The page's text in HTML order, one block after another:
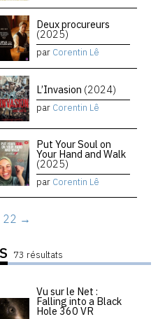
Deux procureurs
(2025)
par Corentin Lê
L’Invasion (2024)
par Corentin Lê
Put Your Soul on
Your Hand and Walk
(2025)
par Corentin Lê
22 →
73 résultats
Vu sur le Net :
Falling into a Black
Hole 360 VR